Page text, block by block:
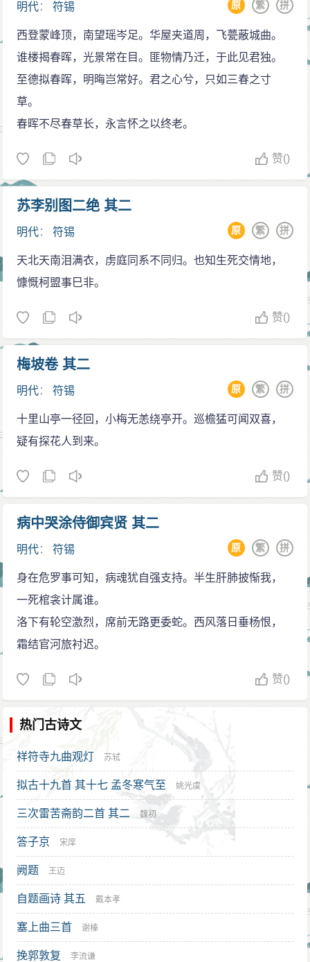
明代：符锡 拼
繁
原
西登蒙峰顶，南望瑶岑足。华屋夹道周，飞甍蔽城曲。
谁楼揭春晖，光景常在目。匪物情乃迁，于此见君独。
至德拟春晖，明晦岂常好。君之心兮，只如三春之寸
草。
春晖不尽春草长，永言怀之以终老。
赞()
苏李别图二绝 其二
明代：符锡 拼
繁
原
天北天南泪满衣，虏庭同系不同归。也知生死交情地，
慷慨柯盟事巳非。
赞()
梅坡卷 其二
明代：符锡 拼
繁
原
十里山亭一径回，小梅无恙绕亭开。巡檐猛可闻双喜，
疑有探花人到来。
赞()
病中哭涂侍御宾贤 其二
明代：符锡 拼
繁
原
身在危罗事可知，病魂犹自强支持。半生肝肺披惭我，
一死棺衾计属谁。
洛下有轮空激烈，席前无路更委蛇。西风落日垂杨恨，
霜结官河旅衬迟。
赞()
热门古诗文
祥符寺九曲观灯 苏轼
拟古十九首 其十七 孟冬寒气至 姚光虞
三次雷苦斋韵二首 其二 魏初
答子京 宋庠
阙题 王迈
自题画诗 其五 戴本孝
塞上曲三首 谢榛
挽郭敦复 李流谦